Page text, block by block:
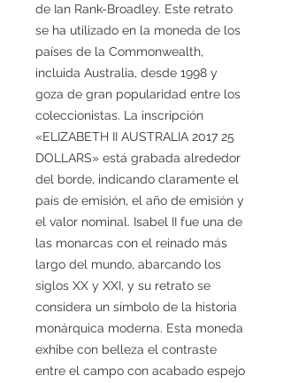
de Ian Rank-Broadley. Este retrato
se ha utilizado en la moneda de los
países de la Commonwealth,
incluida Australia, desde 1998 y
goza de gran popularidad entre los
coleccionistas. La inscripción
«ELIZABETH II AUSTRALIA 2017 25
DOLLARS» está grabada alrededor
del borde, indicando claramente el
país de emisión, el año de emisión y
el valor nominal. Isabel II fue una de
las monarcas con el reinado más
largo del mundo, abarcando los
siglos XX y XXI, y su retrato se
considera un símbolo de la historia
monárquica moderna. Esta moneda
exhibe con belleza el contraste
entre el campo con acabado espejo